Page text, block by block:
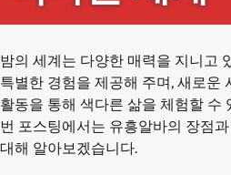
밤의 세계는 다양한 매력을 지니고
특별한 경험을 제공해 주며, 새로운
활동을 통해 색다른 삶을 체험할 수
번 포스팅에서는 유흥알바의 장점
대해 알아보겠습니다.